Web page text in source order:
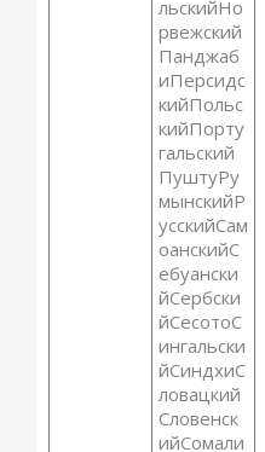
льскийНо
рвежский
Панджаб
иПерсидс
кийПольс
кийПорту
гальский
ПуштуРу
мынскийР
усскийСам
оанскийС
ебуански
йСербски
йСесотоС
ингальски
йСиндхиС
ловацкий
Словенск
ийСомали